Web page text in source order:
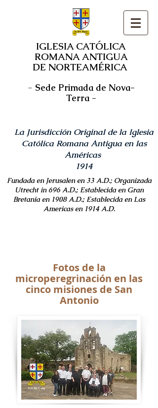
IGLESIA CATÓLICA
ROMANA ANTIGUA
DE NORTEAMÉRICA
- Sede Primada de Nova-
Terra -
La Jurisdicción Original de la Iglesia
Católica Romana Antigua en las
Américas
1914
Fundada en Jerusalen en 33 A.D.; Organizada
Utrecht in 696 A.D.; Establecida en Gran
Bretania en 1908 A.D.; Establecida en Las
Americas en 1914 A.D.
Fotos de la
microperegrinación en las
cinco misiones de San
Antonio